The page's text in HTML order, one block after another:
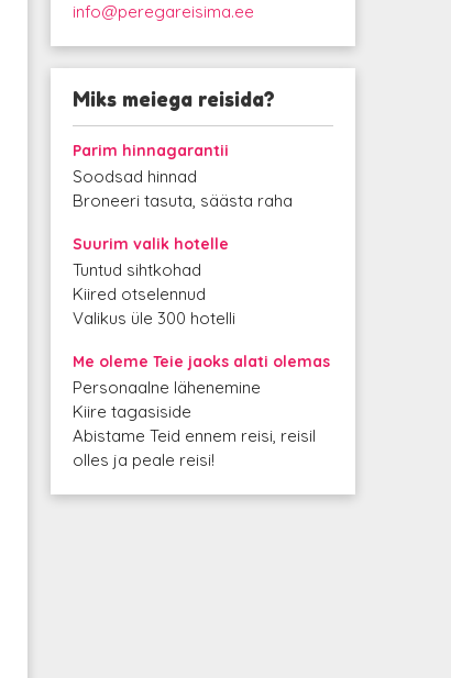
info@peregareisima.ee
Miks meiega reisida?
Parim hinnagarantii
Soodsad hinnad
Broneeri tasuta, säästa raha
Suurim valik hotelle
Tuntud sihtkohad
Kiired otselennud
Valikus üle 300 hotelli
Me oleme Teie jaoks alati olemas
Personaalne lähenemine
Kiire tagasiside
Abistame Teid ennem reisi, reisil
olles ja peale reisi!